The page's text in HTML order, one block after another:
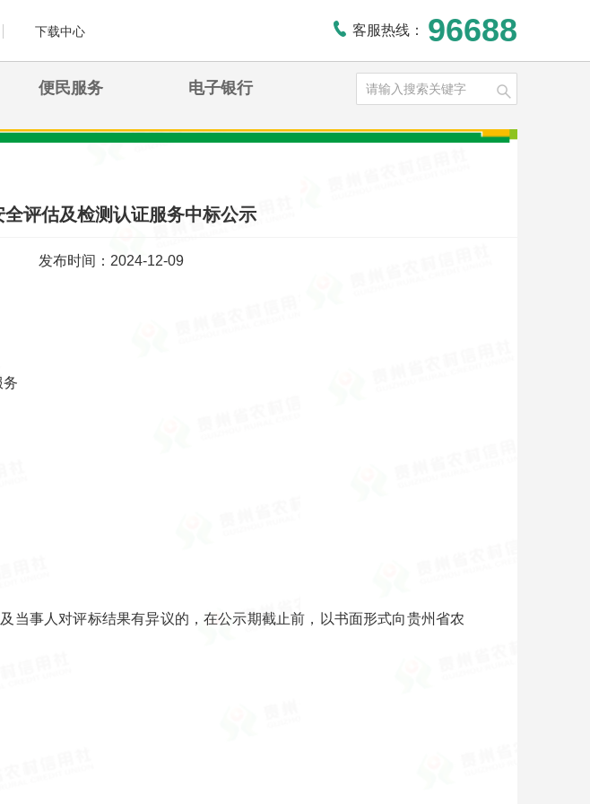
下载中心 客服热线： 96688
便民服务 电子银行
评估及检测认证服务中标公示
发布时间：2024-12-09
务
当事人对评标结果有异议的，在公示期截止前，以书面形式向贵州省农